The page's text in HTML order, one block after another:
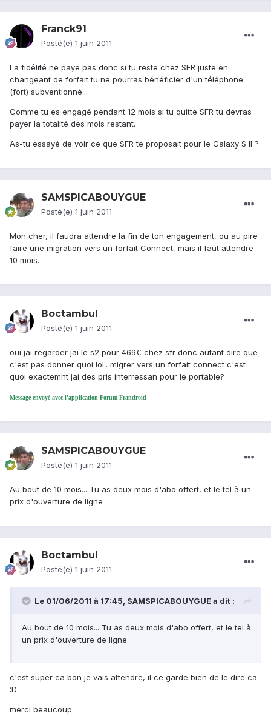
Franck91
Posté(e) 1 juin 2011
La fidélité ne paye pas donc si tu reste chez SFR juste en
changeant de forfait tu ne pourras bénéficier d'un téléphone
(fort) subventionné...
Comme tu es engagé pendant 12 mois si tu quitte SFR tu devras
payer la totalité des mois restant.
As-tu essayé de voir ce que SFR te proposait pour le Galaxy S II ?
SAMSPICABOUYGUE
Posté(e) 1 juin 2011
Mon cher, il faudra attendre la fin de ton engagement, ou au pire
faire une migration vers un forfait Connect, mais il faut attendre
10 mois.
Boctambul
Posté(e) 1 juin 2011
oui jai regarder jai le s2 pour 469€ chez sfr donc autant dire que
c'est pas donner quoi lol.. migrer vers un forfait connect c'est
quoi exactemnt jai des pris interressan pour le portable?
Message envoyé avec l'application Forum Frandroid
SAMSPICABOUYGUE
Posté(e) 1 juin 2011
Au bout de 10 mois... Tu as deux mois d'abo offert, et le tel à un
prix d'ouverture de ligne
Boctambul
Posté(e) 1 juin 2011
Le 01/06/2011 à 17:45, SAMSPICABOUYGUE a dit :
Au bout de 10 mois... Tu as deux mois d'abo offert, et le tel à
un prix d'ouverture de ligne
c'est super ca bon je vais attendre, il ce garde bien de le dire ca
:D
merci beaucoup